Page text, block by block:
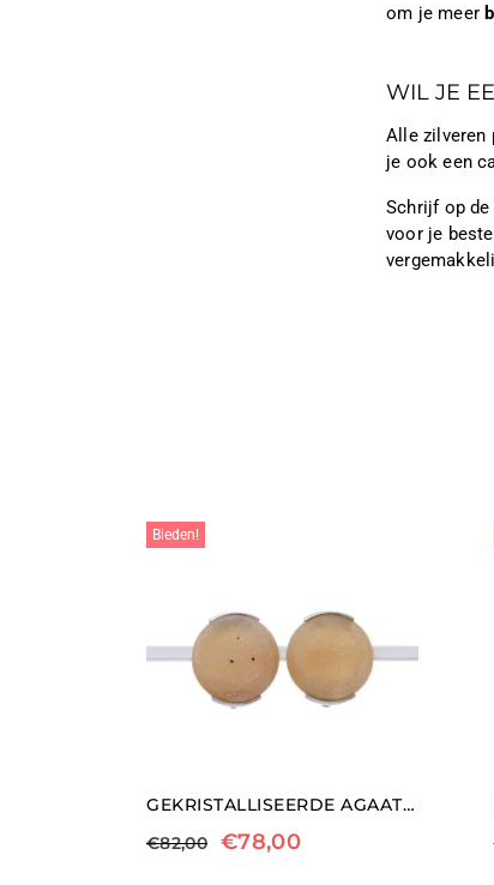
om je meer
WIL JE
Alle zilveren
je ook een
Schrijf op de
voor je
Bieden!
GEKRISTALLISEERDE AGAAT CLIP OORBELLEN
€82,00 €78,00